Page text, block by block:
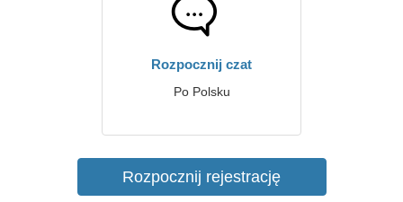
Rozpocznij czat
Po Polsku
Rozpocznij rejestrację